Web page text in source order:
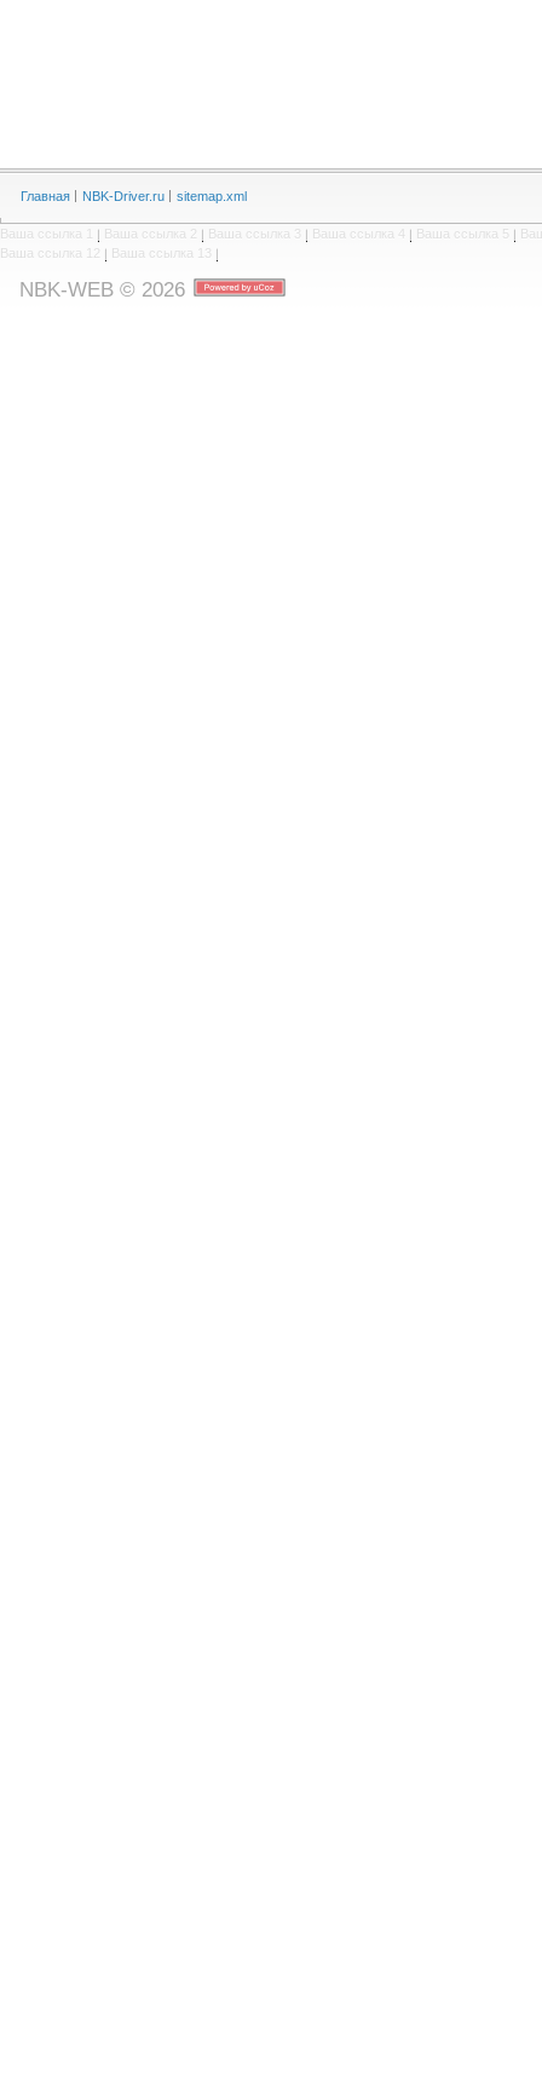
Главная NBK-Driver.ru sitemap.xml
Ваша ссылка 1 | Ваша ссылка 2 | Ваша ссылка 3 | Ваша ссылка 4 | Ваша ссылка 5 |
Ваша ссылка 12 | Ваша ссылка 13 |
NBK-WEB © 2026